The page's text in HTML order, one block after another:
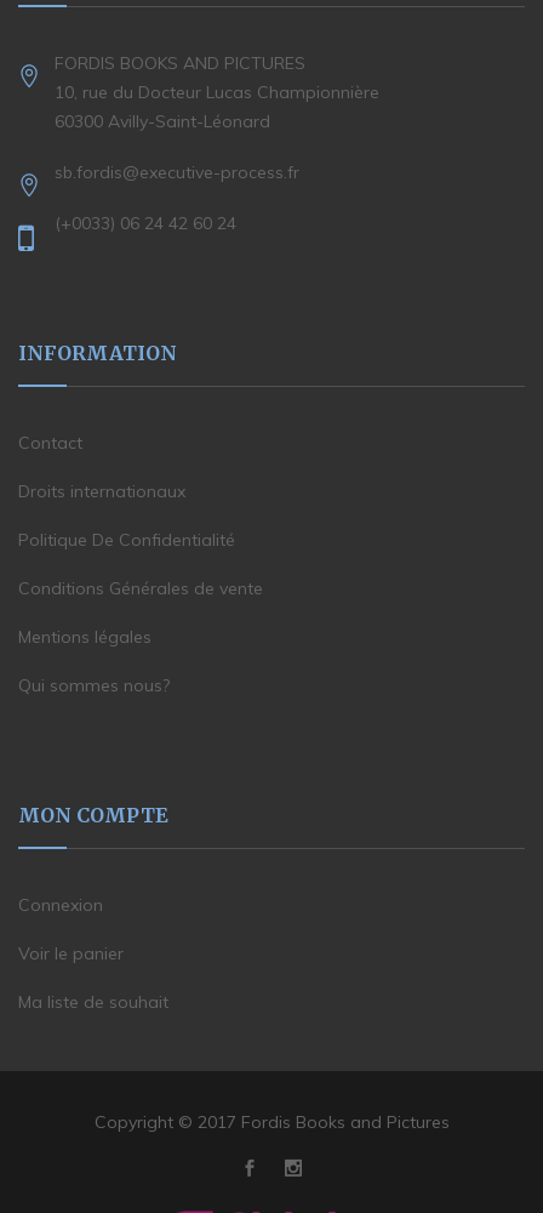
FORDIS BOOKS AND PICTURES
10, rue du Docteur Lucas Championnière
60300 Avilly-Saint-Léonard
sb.fordis@executive-process.fr
(+0033) 06 24 42 60 24
INFORMATION
Contact
Droits internationaux
Politique De Confidentialité
Conditions Générales de vente
Mentions légales
Qui sommes nous?
MON COMPTE
Connexion
Voir le panier
Ma liste de souhait
Copyright © 2017 Fordis Books and Pictures